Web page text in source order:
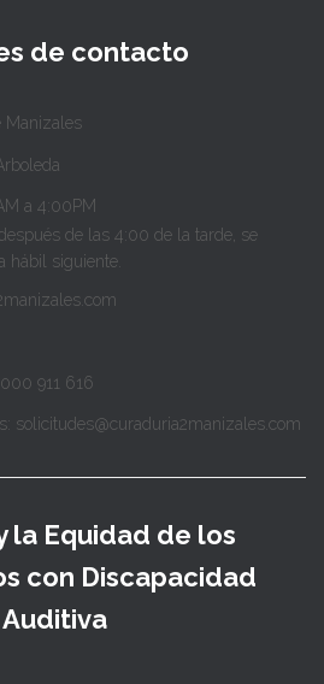
de contacto
Manizales
a 4:00PM
de las 4:00 de la tarde, se
hábil siguiente.
911 616
solicitudes@curaduria2manizales.com
la Equidad de los
con Discapacidad
Auditiva